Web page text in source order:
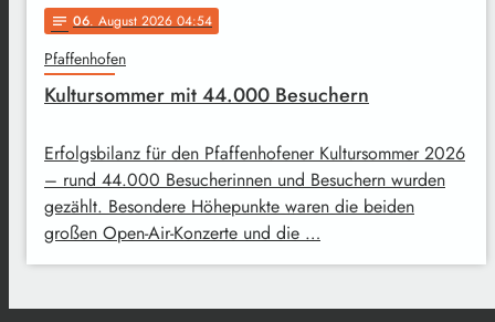
notes 06. August 2026 04:54
Pfaffenhofen
Kultursommer mit 44.000 Besuchern
Erfolgsbilanz für den Pfaffenhofener Kultursommer 2026
– rund 44.000 Besucherinnen und Besuchern wurden
gezählt. Besondere Höhepunkte waren die beiden
großen Open-Air-Konzerte und die …